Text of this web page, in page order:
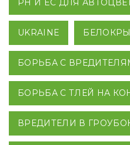
PH И EC ДЛЯ
UKRAINE
БОРЬБА С
БОРЬБА С ТЛЕЙ НА
ВРЕДИТЕЛИ В